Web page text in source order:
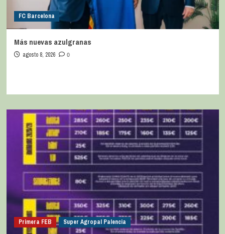
FC Barcelona
Más nuevas azulgranas
agosto 8, 2026 0
Primera FEB Super Agropal Palencia